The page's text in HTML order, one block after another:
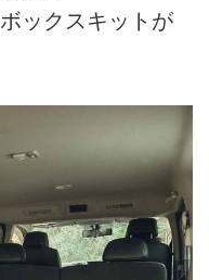
ックスキットが